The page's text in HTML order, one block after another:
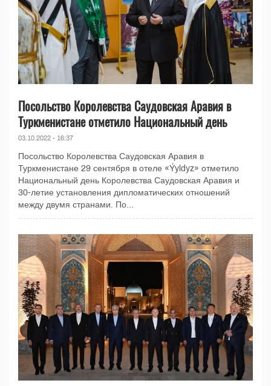
Посольство Королевства Саудовская Аравия в
Туркменистане отметило Национальный день
03.10.2022 - 16:37
Посольство Королевства Саудовская Аравия в
Туркменистане 29 сентября в отеле «Ýyldyz» отметило
Национальный день Королевства Саудовская Аравия и
30-летие установления дипломатических отношений
между двумя странами. По...